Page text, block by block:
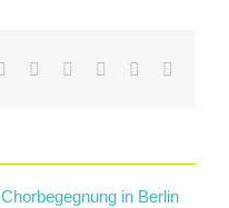
Facebook LinkedInWhatsApp
Tumblr
Chorbegegnung in Berlin